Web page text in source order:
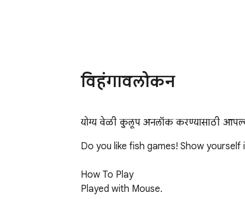
विहंगावलोकन
योग्य वेळी कुलूप अनलॉक करण्यासाठी
Do you like fish games! Show yourself
How To Play
Played with Mouse.